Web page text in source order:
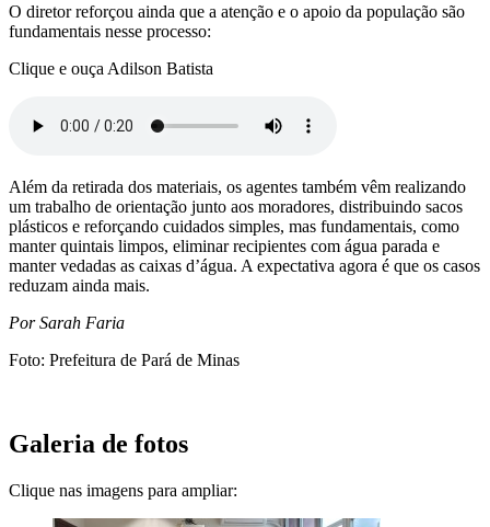
O diretor reforçou ainda que a atenção e o apoio da população são
fundamentais nesse processo:
Clique e ouça Adilson Batista
Além da retirada dos materiais, os agentes também vêm realizando
um trabalho de orientação junto aos moradores, distribuindo sacos
plásticos e reforçando cuidados simples, mas fundamentais, como
manter quintais limpos, eliminar recipientes com água parada e
manter vedadas as caixas d’água. A expectativa agora é que os casos
reduzam ainda mais.
Por Sarah Faria
Foto: Prefeitura de Pará de Minas
Galeria de fotos
Clique nas imagens para ampliar: